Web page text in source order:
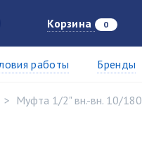
Корзина 0
работы Бренды
Муфта 1/2" вн.-вн. 10/180